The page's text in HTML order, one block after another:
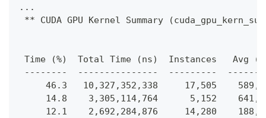
...
** CUDA GPU Kernel Summary
Time (%)  Total Time (ns)  Instances
--------  ---------------  ---------
46.3   10,327,352,338     17,505
14.8    3,305,114,764      5,152
12.1    2,692,284,876     14,280